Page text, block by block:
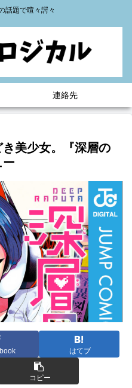
話題で喧々諤々
連絡先
美少女。『深層の
ー
はてブ
コピー